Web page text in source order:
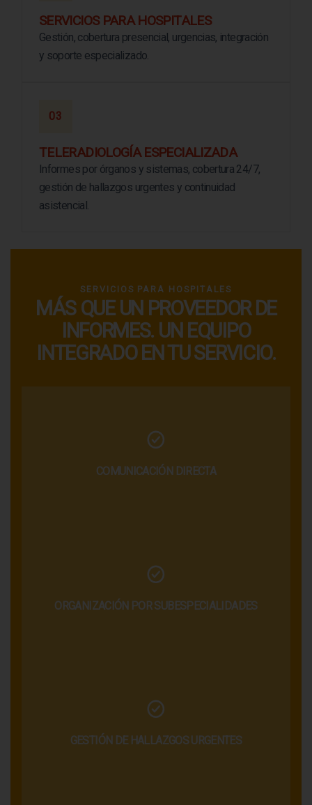
SERVICIOS PARA HOSPITALES
Gestión, cobertura presencial, urgencias, integración
y soporte especializado.
03
TELERADIOLOGÍA ESPECIALIZADA
Informes por órganos y sistemas, cobertura 24/7,
gestión de hallazgos urgentes y continuidad
asistencial.
SERVICIOS PARA HOSPITALES
MÁS QUE UN PROVEEDOR DE
INFORMES. UN EQUIPO
INTEGRADO EN TU SERVICIO.
COMUNICACIÓN DIRECTA
ORGANIZACIÓN POR SUBESPECIALIDADES
GESTIÓN DE HALLAZGOS URGENTES